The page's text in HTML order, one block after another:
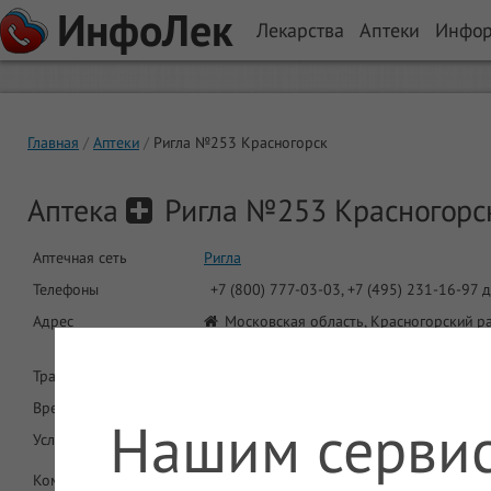
ИнфоЛек Лекарства Аптеки
Главная Аптеки Ригла №253 Красногорск
Аптека Ригла №253
Аптечная сеть
Ригла
Телефоны
+7 (800) 777-03-03, +7 (495) 231-16-97
Адрес
Московская область, Красногорский
Транспорт
Время работы
Услуги
ДМС
КомментарийНашим